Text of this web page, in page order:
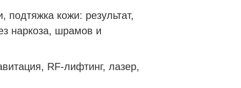
кожи: результат,
наркоза, шрамов и
RF-лифтинг, лазер,